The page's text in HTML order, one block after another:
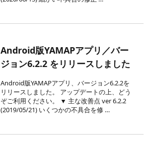
Android版YAMAPアプリ／バー
ジョン6.2.2 をリリースしました
Android版YAMAPアプリ、バージョン6.2.2を
リリースしました。 アップデートの上、どう
ぞご利用ください。 ▼ 主な改善点 ver 6.2.2
(2019/05/21) いくつかの不具合を修 …